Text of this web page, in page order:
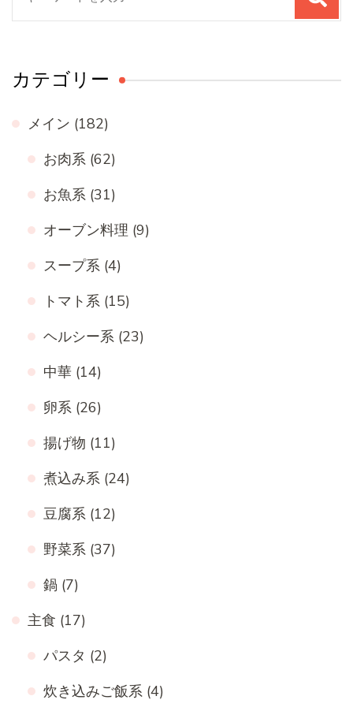
カテゴリー
メイン (182)
お肉系 (62)
お魚系 (31)
オーブン料理 (9)
スープ系 (4)
トマト系 (15)
ヘルシー系 (23)
中華 (14)
卵系 (26)
揚げ物 (11)
煮込み系 (24)
豆腐系 (12)
野菜系 (37)
鍋 (7)
主食 (17)
パスタ (2)
炊き込みご飯系 (4)